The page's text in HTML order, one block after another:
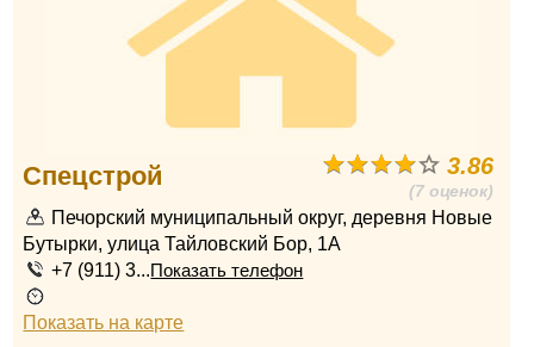
3.86
(7 оценок)
Спецстрой
Печорский муниципальный округ, деревня Новые
Бутырки, улица Тайловский Бор, 1А
+7 (911) 3...Показать телефон
Показать на карте